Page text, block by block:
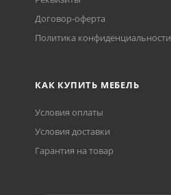
Договор-оферта
Политика конфиденциальности
КАК КУПИТЬ МЕБЕЛЬ
Условия оплаты
Условия доставки
Гарантия на товар